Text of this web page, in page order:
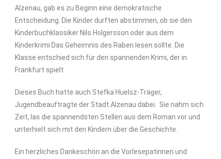
Alzenau, gab es zu Beginn eine demokratische
Entscheidung. Die Kinder durften abstimmen, ob sie den
Kinderbuchklassiker Nils Holgersson oder aus dem
Kinderkrimi Das Geheimnis des Raben lesen sollte. Die
Klasse entschied sich für den spannenden Krimi, der in
Frankfurt spielt.
Dieses Buch hatte auch Stefka Huelsz-Träger,
Jugendbeauftragte der Stadt Alzenau dabei. Sie nahm sich
Zeit, las die spannendsten Stellen aus dem Roman vor und
unterhielt sich mit den Kindern über die Geschichte.
Ein herzliches Dankeschön an die Vorlesepatinnen und